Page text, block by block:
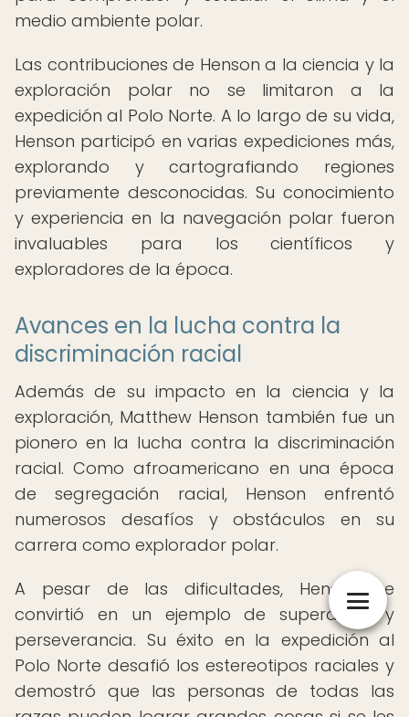
medio ambiente polar.
Las contribuciones de Henson a la ciencia y la
exploración polar no se limitaron a la
expedición al Polo Norte. A lo largo de su vida,
Henson participó en varias expediciones más,
explorando y cartografiando regiones
previamente desconocidas. Su conocimiento
y experiencia en la navegación polar fueron
invaluables para los científicos y
exploradores de la época.
Avances en la lucha contra la
discriminación racial
Además de su impacto en la ciencia y la
exploración, Matthew Henson también fue un
pionero en la lucha contra la discriminación
racial. Como afroamericano en una época
de segregación racial, Henson enfrentó
numerosos desafíos y obstáculos en su
carrera como explorador polar.
A pesar de las dificultades, Henson se
convirtió en un ejemplo de superación y
perseverancia. Su éxito en la expedición al
Polo Norte desafió los estereotipos raciales y
demostró que las personas de todas las